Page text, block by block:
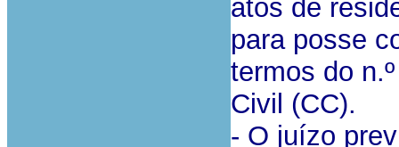
atos de
para posse
termos do
Civil (CC).
- O juízo